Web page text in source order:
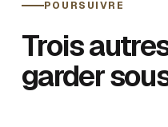
POURSUIVRE
Trois
garder